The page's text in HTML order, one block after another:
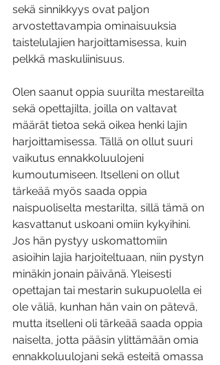
sekä sinnikkyys ovat paljon
arvostettavampia ominaisuuksia
taistelulajien harjoittamisessa, kuin
pelkkä maskuliinisuus.
Olen saanut oppia suurilta mestareilta
sekä opettajilta, joilla on valtavat
määrät tietoa sekä oikea henki lajin
harjoittamisessa. Tällä on ollut suuri
vaikutus ennakkoluulojeni
kumoutumiseen. Itselleni on ollut
tärkeää myös saada oppia
naispuoliselta mestarilta, sillä tämä on
kasvattanut uskoani omiin kykyihini.
Jos hän pystyy uskomattomiin
asioihin lajia harjoiteltuaan, niin pystyn
minäkin jonain päivänä. Yleisesti
opettajan tai mestarin sukupuolella ei
ole väliä, kunhan hän vain on pätevä,
mutta itselleni oli tärkeää saada oppia
naiselta, jotta pääsin ylittämään omia
ennakkoluulojani sekä esteitä omassa